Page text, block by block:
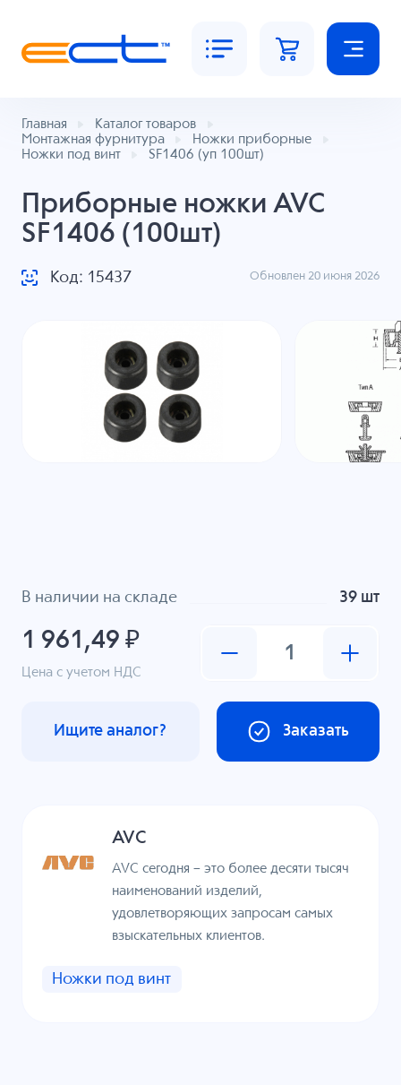
Главная
Каталог товаров
Монтажная фурнитура
Ножки приборные
Ножки под винт
SF1406 (уп 100шт)
Приборные ножки AVC
SF1406 (100шт)
Код: 15437 Обновлен 20 июня 2026
В наличии на складе 39 шт
1 961,49 ₽
Цена с учетом НДС
Заказать
Ищите аналог?
AVC
AVC сегодня – это более десяти тысяч
наименований изделий,
удовлетворяющих запросам самых
взыскательных клиентов.
Ножки под винт